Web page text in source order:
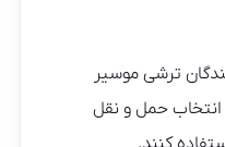
ترشی موسیر
انتخاب حمل و نقل